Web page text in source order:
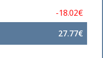
-18.02€
27.77€